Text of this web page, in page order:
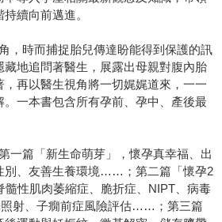
續向前邁進。
，時而捕捉胎兒傳達盼能得到保護的訊
藏地追問著醫生，展露出母親對腹內胎
，再以醫生視角將一切娓娓道來，一一
一本書包含所有孕前、孕中、產後最
一篇「新生命萌芽」，懷孕真幸福、出
別、友善生養環境……；第二篇「懷孕2
髓性肌肉萎縮症、脆折症、NIPT、病毒
射、子癇前症風險評估……；第三篇